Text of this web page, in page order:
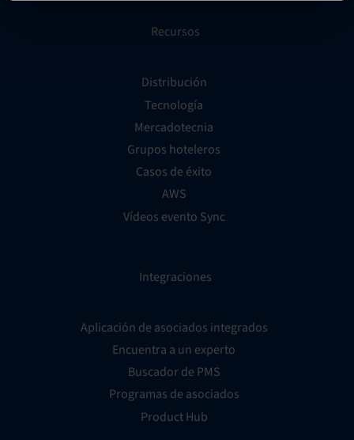
Recursos
Distribución
Tecnología
Mercadotecnia
Grupos hoteleros
Casos de éxito
AWS
Vídeos evento Sync
Integraciones
Aplicación de asociados integrados
Encuentra a un experto
Buscador de PMS
Programas de asociados
Product Hub